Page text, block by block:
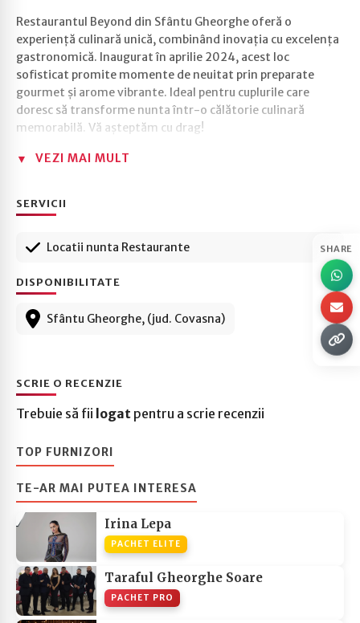
SHARE
Restaurantul Beyond din Sfântu Gheorghe oferă o
experiență culinară unică, combinând inovația cu excelența
gastronomică. Inaugurat în aprilie 2024, acest loc
sofisticat promite momente de neuitat prin preparate
gourmet și arome vibrante. Ideal pentru cuplurile care
doresc să transforme nunta într-o călătorie culinară
memorabilă. Vă așteptăm cu drag!
VEZI MAI MULT
SERVICII
Locatii nunta Restaurante
DISPONIBILITATE
Sfântu Gheorghe, (jud. Covasna)
SCRIE O RECENZIE
Trebuie să fii logat pentru a scrie recenzii
TOP FURNIZORI
TE-AR MAI PUTEA INTERESA
Irina Lepa
PACHET ELITE
Taraful Gheorghe Soare
PACHET PRO